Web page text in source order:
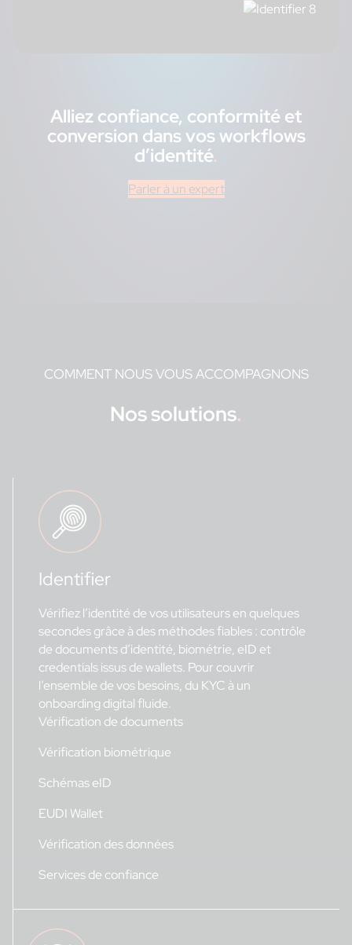
Alliez confiance, conformité et
conversion dans vos workflows
d’identité.
Parler à un expert
COMMENT NOUS VOUS ACCOMPAGNONS
Nos solutions.
Identifier
Vérifiez l’identité de vos utilisateurs en quelques
secondes grâce à des méthodes fiables : contrôle
de documents d’identité, biométrie, eID et
credentials issus de wallets. Pour couvrir
l’ensemble de vos besoins, du KYC à un
onboarding digital fluide.
Vérification de documents
Vérification biométrique
Schémas eID
EUDI Wallet
Vérification des données
Services de confiance